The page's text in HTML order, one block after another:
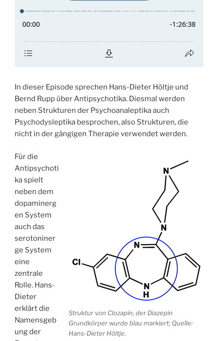
In dieser Episode sprechen Hans-Dieter Höltje und
Bernd Rupp über Antipsychotika. Diesmal werden
neben Strukturen der Psychoanaleptika auch
Psychodysleptika besprochen, also Strukturen, die
nicht in der gängigen Therapie verwendet werden.
Struktur von Clozapin, der Diazepin
Grundkörper wurde blau markiert; Quelle:
Hans-Dieter Höltje.
Für die
Antipsychoti
ka spielt
neben dem
dopaminerg
en System
auch das
serotoniner
ge System
eine
zentrale
Rolle. Hans-
Dieter
erklärt die
Namensgeb
ung der